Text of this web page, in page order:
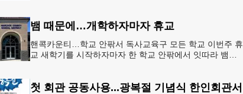
뱀 때문에…개학하자마자 휴교
핸콕카운티…학교 안팎서 독사교육구 모든 학교 이번주 휴
교 새학기를 시작하자마자 한 학교 안팎에서 잇따라 뱀들
첫 회관 공동사용...광복절 기념식 한인회관서